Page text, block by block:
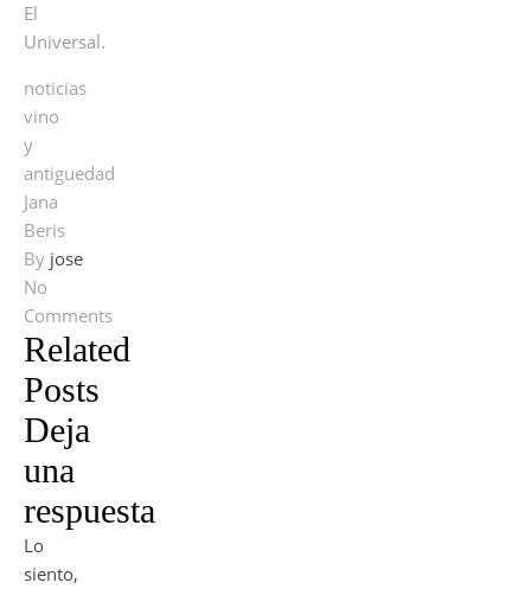
El
Universal.
noticias
vino
y
antiguedad
Jana
Beris
By jose
No
Comments
Related
Posts
Deja
una
respuesta
Lo
siento,